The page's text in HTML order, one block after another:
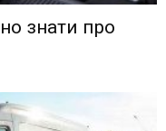
знати про